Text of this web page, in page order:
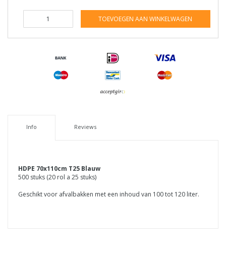
TOEVOEGEN AAN WINKELWAGEN
Info Reviews
HDPE 70x110cm T25 Blauw
500 stuks (20 rol a 25 stuks)
Geschikt voor afvalbakken met een inhoud van 100 tot 120 liter.